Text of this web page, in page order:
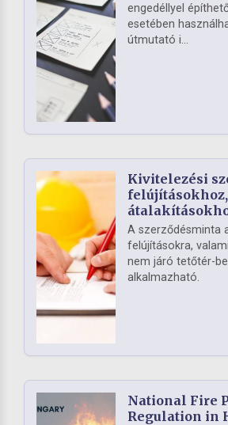
engedéllyel
esetében
útmutató i...
Kivitelezési
felújításokhoz,
A szerződésminta
felújításokra,
nem járó tetőtér-
alkalmazható.
National Fire
Regulation in